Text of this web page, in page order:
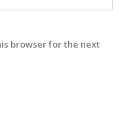
browser for the next